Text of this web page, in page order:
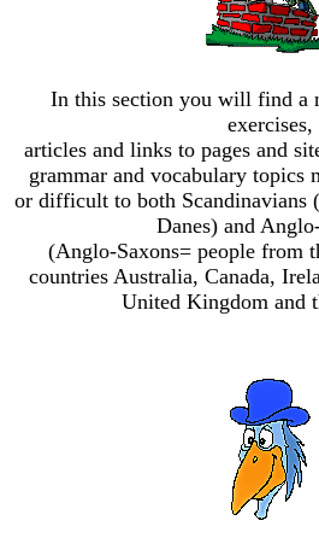
In this section you will find a
exercises,
articles and links to pages and
grammar and vocabulary topics
or difficult to both Scandinavians
Danes) and
(Anglo-Saxons= people from
countries Australia, Canada,
United Kingdom and